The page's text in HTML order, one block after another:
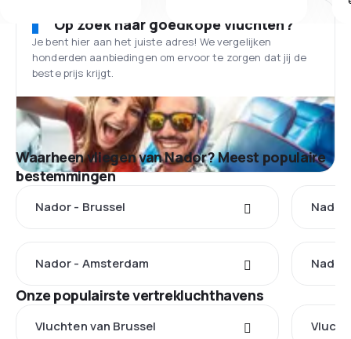
Op zoek naar goedkope vluchten?
Je bent hier aan het juiste adres! We vergelijken
honderden aanbiedingen om ervoor te zorgen dat jij de
beste prijs krijgt.
Waarheen vliegen van Nador? Meest populaire
bestemmingen
Nador - Brussel Nador
Nador - Amsterdam
Onze populairste vertrekluchthavens
Vluchten van Brussel